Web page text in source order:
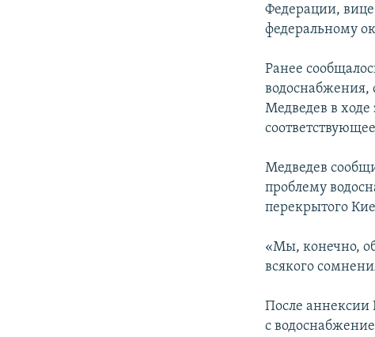
Федерации,
федеральному
Ранее
Медведев в ходе
Медведев
проблему
перекрытого
«Мы, конечно,
всякого
После аннексии
с